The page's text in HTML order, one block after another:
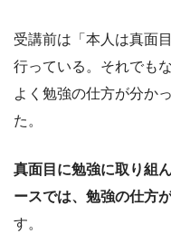
受講前は「本人は真面
行っている。それでも
よく勉強の仕方が分か
た。
真面目に勉強に取り組
ースでは、勉強の仕方
す。